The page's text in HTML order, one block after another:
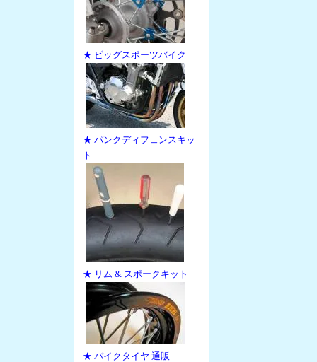
★ ビッグスポーツバイク
★ パンクディフェンスキッ
ト
★ リム & スポークキット
★ バイクタイヤ 通販